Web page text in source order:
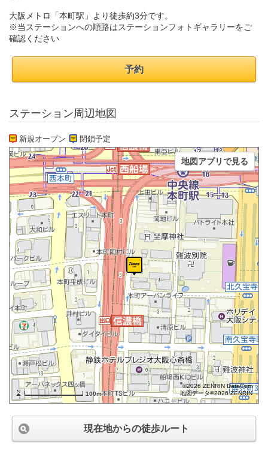
大阪メトロ「本町駅」より徒歩約3分です。
※当ステーションへの順路はステーションフォトギャラリーをご
確認ください
予約
ステーション周辺地図
新規オープン 閉鎖予定
100m
©2026 ZENRIN DataCom
地図データ©2026 ZENRIN
地図アプリで見る
現在地からの徒歩ルート